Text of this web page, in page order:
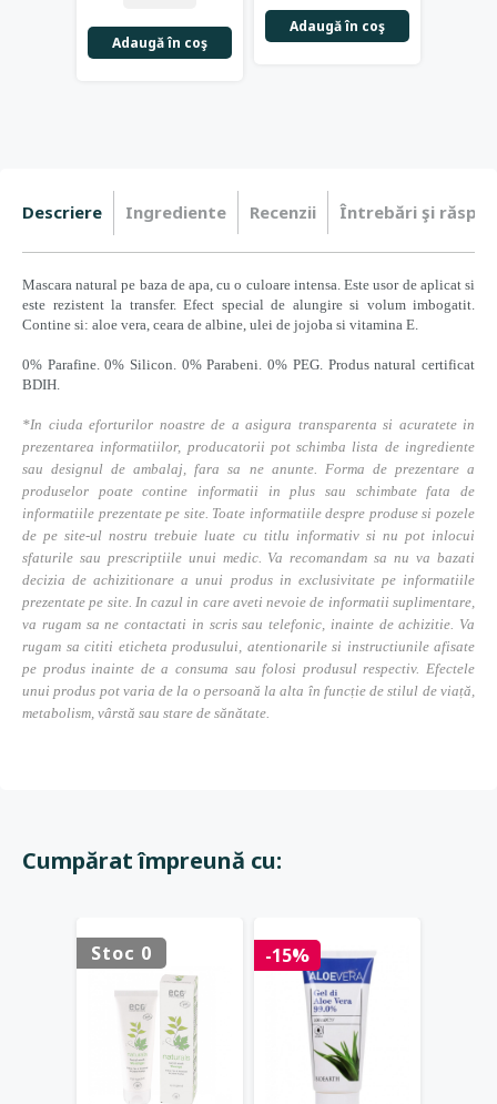
Adaugă în coş
Adaugă în coş
Descriere Ingrediente Recenzii Întrebări şi
Mascara natural pe baza de apa, cu o culoare intensa. Este usor de aplicat si
este rezistent la transfer. Efect special de alungire si volum imbogatit.
Contine si: aloe vera, ceara de albine, ulei de jojoba si vitamina E.
0% Parafine. 0% Silicon. 0% Parabeni. 0% PEG. Produs natural certificat
BDIH.
*In ciuda eforturilor noastre de a asigura transparenta si acuratete in
prezentarea informatiilor, producatorii pot schimba lista de ingrediente
sau designul de ambalaj, fara sa ne anunte. Forma de prezentare a
produselor poate contine informatii in plus sau schimbate fata de
informatiile prezentate pe site. Toate informatiile despre produse si pozele
de pe site-ul nostru trebuie luate cu titlu informativ si nu pot inlocui
sfaturile sau prescriptiile unui medic. Va recomandam sa nu va bazati
decizia de achizitionare a unui produs in exclusivitate pe informatiile
prezentate pe site. In cazul in care aveti nevoie de informatii suplimentare,
va rugam sa ne contactati in scris sau telefonic, inainte de achizitie. Va
rugam sa cititi eticheta produsului, atentionarile si instructiunile afisate
pe produs inainte de a consuma sau folosi produsul respectiv. Efectele
unui produs pot varia de la o persoană la alta în funcție de stilul de viață,
metabolism, vârstă sau stare de sănătate.
Cumpărat împreună cu:
Stoc 0 -15%